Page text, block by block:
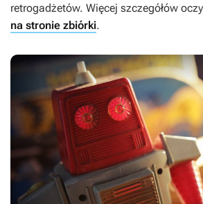
retrogadżetów. Więcej szczegółów
na stronie zbiórki.